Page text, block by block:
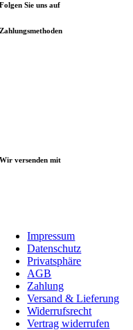
Folgen Sie uns auf
Zahlungsmethoden
Wir versenden mit
Impressum
Datenschutz
Privatsphäre
AGB
Zahlung
Versand & Lieferung
Widerrufsrecht
Vertrag widerrufen